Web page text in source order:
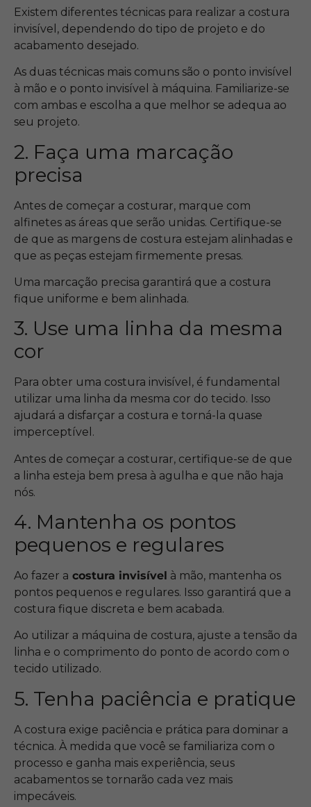
Existem diferentes técnicas para realizar a costura
invisível, dependendo do tipo de projeto e do
acabamento desejado.
As duas técnicas mais comuns são o ponto invisível
à mão e o ponto invisível à máquina. Familiarize-se
com ambas e escolha a que melhor se adequa ao
seu projeto.
2. Faça uma marcação
precisa
Antes de começar a costurar, marque com
alfinetes as áreas que serão unidas. Certifique-se
de que as margens de costura estejam alinhadas e
que as peças estejam firmemente presas.
Uma marcação precisa garantirá que a costura
fique uniforme e bem alinhada.
3. Use uma linha da mesma
cor
Para obter uma costura invisível, é fundamental
utilizar uma linha da mesma cor do tecido. Isso
ajudará a disfarçar a costura e torná-la quase
imperceptível.
Antes de começar a costurar, certifique-se de que
a linha esteja bem presa à agulha e que não haja
nós.
4. Mantenha os pontos
pequenos e regulares
Ao fazer a costura invisível à mão, mantenha os
pontos pequenos e regulares. Isso garantirá que a
costura fique discreta e bem acabada.
Ao utilizar a máquina de costura, ajuste a tensão da
linha e o comprimento do ponto de acordo com o
tecido utilizado.
5. Tenha paciência e pratique
A costura exige paciência e prática para dominar a
técnica. À medida que você se familiariza com o
processo e ganha mais experiência, seus
acabamentos se tornarão cada vez mais
impecáveis.